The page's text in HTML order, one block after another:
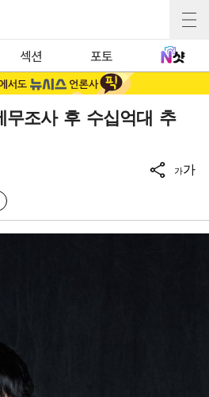
섹션 포토
무조사 후 수십억대 추
가가